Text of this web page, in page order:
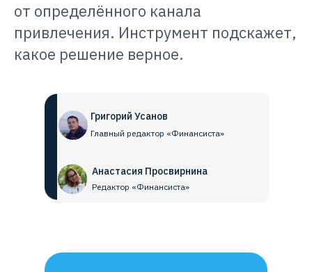
от определённого канала
привлечения. Инструмент подскажет,
какое решение верное.
Анастасия Просвирнина
Редактор «Финансиста»
Григорий Усанов
Главный редактор «Финансиста»